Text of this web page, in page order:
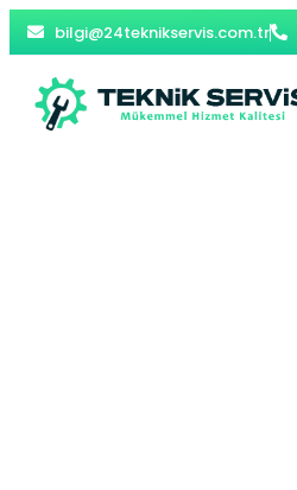
bilgi@24teknikservis.com.tr